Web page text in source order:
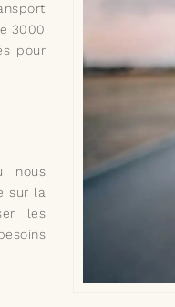
3000
pour
nous
sur la
les